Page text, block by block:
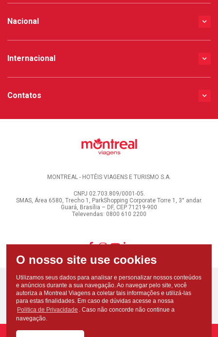
Nacional
Internacional
Contatos
MONTREAL - HOTÉIS VIAGENS E TURISMO S.A.
CNPJ 02.703.809/0001-05.
SMAS, Área 6580, Trecho 1, ParkShopping Corporate Torre 1, 3° andar.
Guará, Brasília – DF, CEP 71219-900
Televendas: 0800 610 2200
Utilizamos seus dados para analisar e personalizar nossos conteúdos
e anúncios durante a sua navegação. Ao navegar pelo site, você
autoriza a Montreal Viagens a coletar tais informações e utilizá-las
para estas finalidades. Em caso de dúvidas acesse a nossa
Politica de Privacidade . Caso não concorde não continue a
navegação.